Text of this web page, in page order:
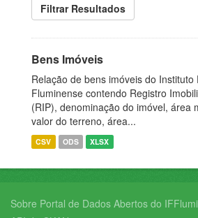
Filtrar Resultados
Bens Imóveis
Relação de bens imóveis do Instituto
Fluminense contendo Registro
(RIP), denominação do imóvel, área
valor do terreno, área...
CSV ODS XLSX
Sobre Portal de Dados Abertos do